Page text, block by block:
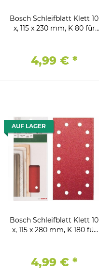
Bosch Schleifblatt Klett 10
x, 115 x 230 mm, K 80 für
4,99 € *
AUF LAGER
Bosch Schleifblatt Klett 10
x, 115 x 280 mm, K 180 für
4,99 € *